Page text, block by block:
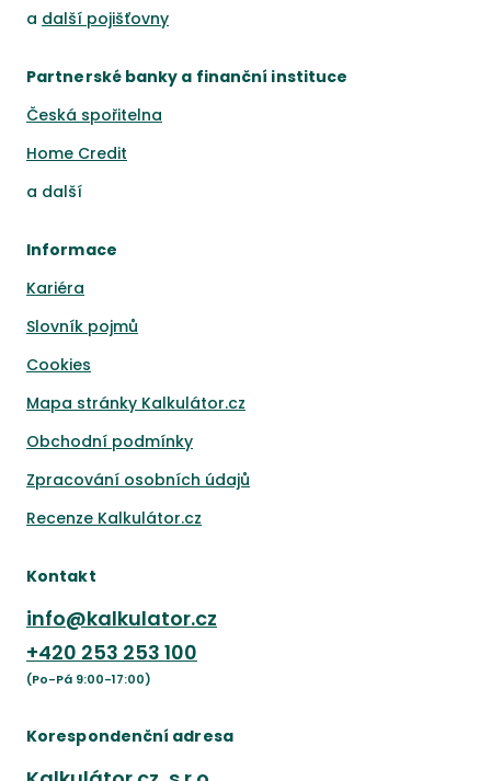
a další pojišťovny
Partnerské banky a finanční instituce
Česká spořitelna
Home Credit
a další
Informace
Kariéra
Slovník pojmů
Cookies
Mapa stránky Kalkulátor.cz
Obchodní podmínky
Zpracování osobních údajů
Recenze Kalkulátor.cz
Kontakt
info@kalkulator.cz
+420 253 253 100
(Po-Pá 9:00-17:00)
Korespondenční adresa